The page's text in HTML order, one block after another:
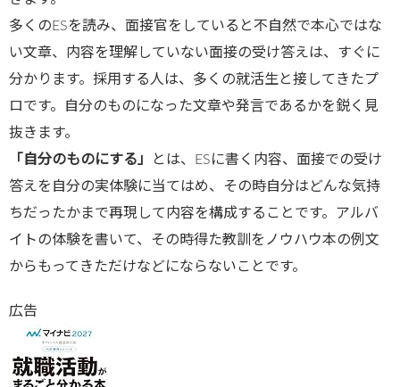
多くのESを読み、面接官をしていると不自然で本心ではな
い文章、内容を理解していない面接の受け答えは、すぐに
分かります。採用する人は、多くの就活生と接してきたプ
ロです。自分のものになった文章や発言であるかを鋭く見
抜きます。
「自分のものにする」
とは、ESに書く内容、面接での受け
答えを自分の実体験に当てはめ、その時自分はどんな気持
ちだったかまで再現して内容を構成することです。アルバ
イトの体験を書いて、その時得た教訓をノウハウ本の例文
からもってきただけなどにならないことです。
広告